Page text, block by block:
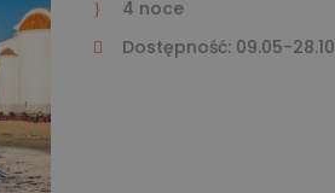
4 noce
Dostępność: 09.05-28.10